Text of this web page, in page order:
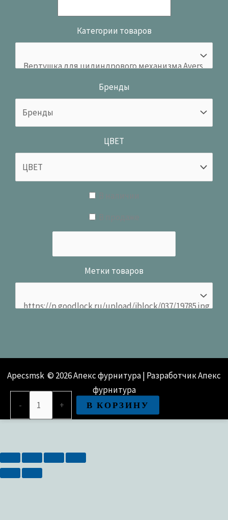
Категории товаров
Бренды
ЦВЕТ
Метки товаров
Apecsmsk © 2026 Апекс фурнитура | Разработчик Апекс
фурнитура
-
WC-
AN
+ В КОРЗИНУ